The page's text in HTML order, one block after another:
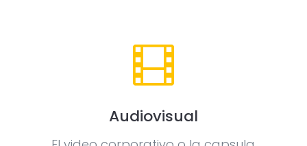

Audiovisual